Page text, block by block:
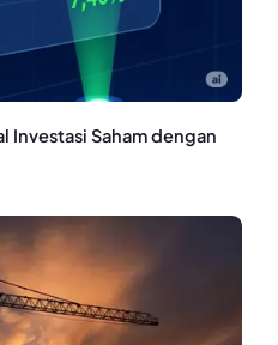
Investasi Saham dengan